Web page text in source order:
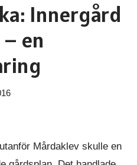
Innergård
en
Mårdaklev skulle en